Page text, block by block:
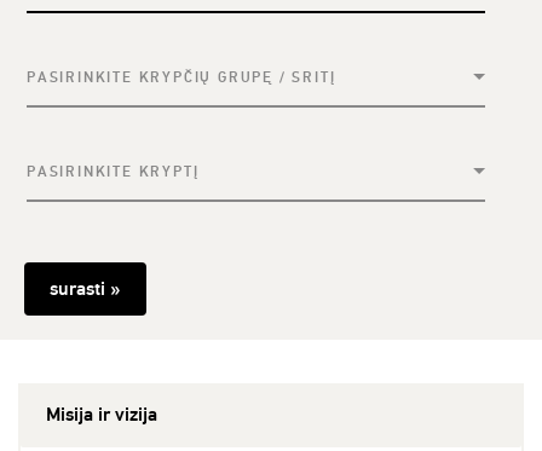
PASIRINKITE KRYPČIŲ GRUPĘ / SRITĮ
PASIRINKITE KRYPTĮ
surasti »
Misija ir vizija